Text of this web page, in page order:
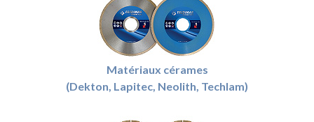
Matériaux cérames
(Dekton, Lapitec, Neolith, Techlam)